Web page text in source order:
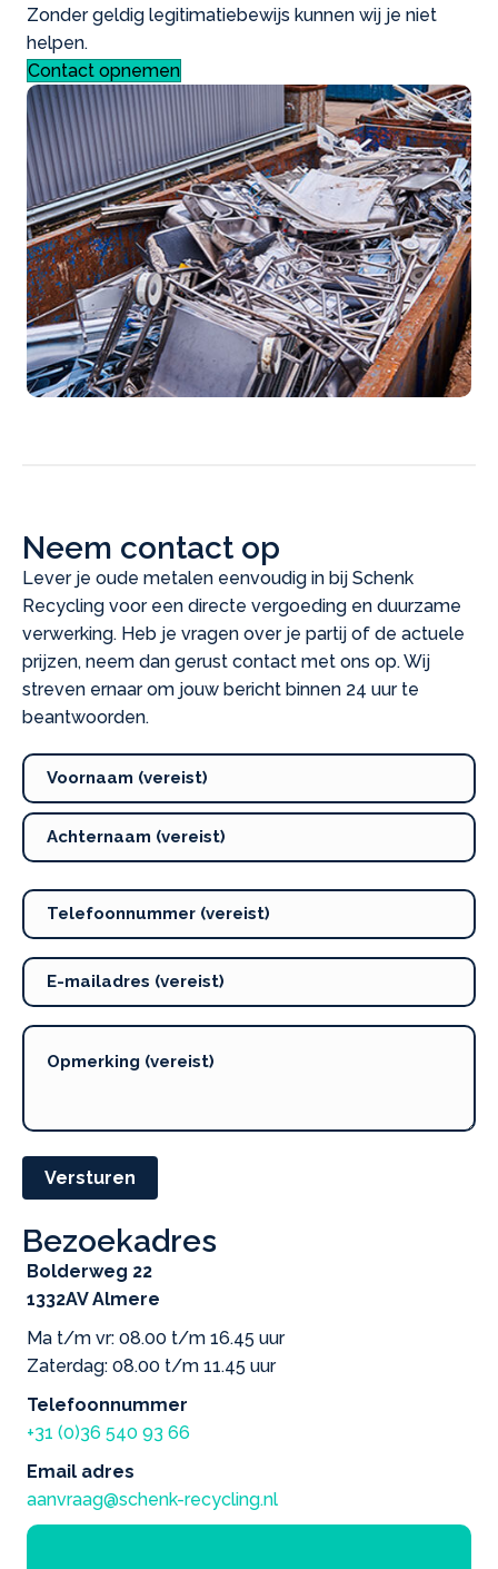
Zonder geldig legitimatiebewijs kunnen wij je niet
helpen.
Contact opnemen
Neem contact op
Lever je oude metalen eenvoudig in bij Schenk
Recycling voor een directe vergoeding en duurzame
verwerking. Heb je vragen over je partij of de actuele
prijzen, neem dan gerust contact met ons op. Wij
streven ernaar om jouw bericht binnen 24 uur te
beantwoorden.
Versturen
Bezoekadres
Bolderweg 22
1332AV Almere
Ma t/m vr: 08.00 t/m 16.45 uur
Zaterdag: 08.00 t/m 11.45 uur
Telefoonnummer
+31 (0)36 540 93 66
Email adres
aanvraag@schenk-recycling.nl